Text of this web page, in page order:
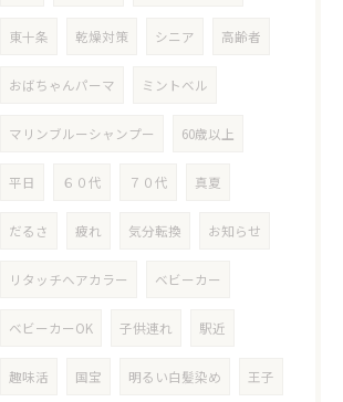
東十条 乾燥対策 シニア 高齢者
おばちゃんパーマ ミントベル
マリンブルーシャンプー 60歳以上
平日 ６０代 ７０代 真夏
だるさ 疲れ 気分転換 お知らせ
リタッチヘアカラー ベビーカー
ベビーカーOK 子供連れ 駅近
趣味活 国宝 明るい白髪染め 王子